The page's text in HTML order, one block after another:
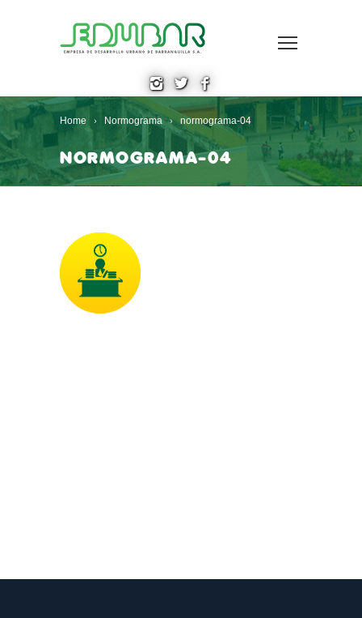
Home Normograma normograma-04
NORMOGRAMA-04